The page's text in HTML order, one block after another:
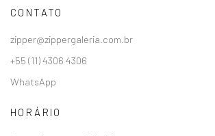
CONTATO
zipper@zippergaleria.com.br
+55 (11) 4306 4306
WhatsApp
HORÁRIO